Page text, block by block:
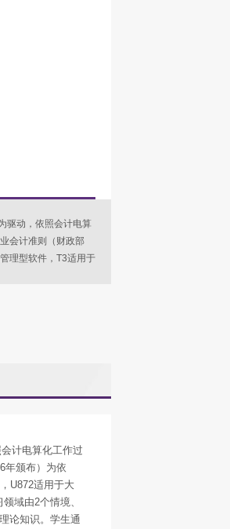
驱动，依照会计电算
会计准则（财政部
理型软件，T3适用于
计电算化工作过
年颁布）为依
U872适用于大
领域由2个情境、
论知识。学生通